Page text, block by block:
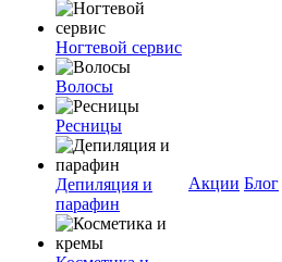
Ногтевой сервис
Волосы
Ресницы
Депиляция и
парафин
Акции Блог